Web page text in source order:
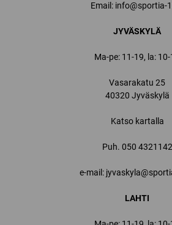
Email: info@sportia-
JYVÄSKYLÄ
Ma-pe: 11-19, la: 10-
Vasarakatu 25
40320 Jyväskylä
Katso kartalla
Puh. 050 4321142
e-mail:
LAHTI